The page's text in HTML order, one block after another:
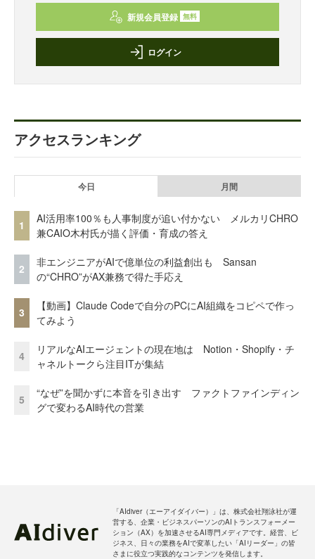
新規会員登録 無料
ログイン
アクセスランキング
今日 月間
1
AI活用率100％も人事制度が追い付かない メルカリCHRO
兼CAIO木村氏が描く評価・育成の答え
2
非エンジニアがAIで億単位の利益創出も Sansan
の“CHRO”がAX兼務で得た手応え
3
【動画】Claude Codeで自分のPCにAI組織をコピペで作っ
てみよう
4
リアルなAIエージェントの現在地は Notion・Shopify・チ
ャネルトークら注目ITが集結
5
“なぜ”を聞かずに本音を引き出す ファクトファインディン
グで変わるAI時代の営業
「AIdiver（エーアイダイバー）」は、株式会社翔泳社が運
営する、企業・ビジネスパーソンのAIトランスフォーメー
ション（AX）を加速させるAI専門メディアです。経営、ビ
ジネス、日々の業務をAIで変革したい「AIリーダー」の皆
さまに役立つ実践的なコンテンツを発信します。